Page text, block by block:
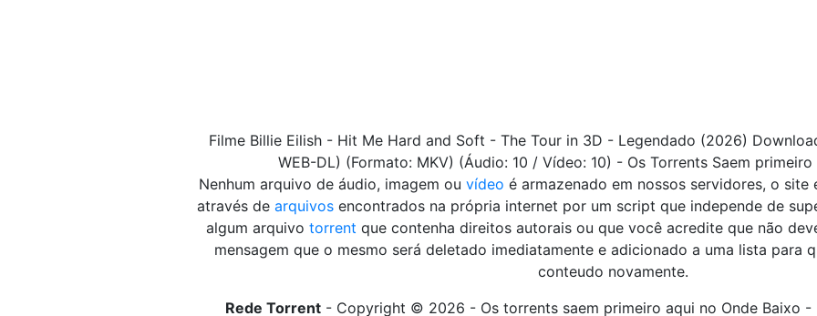
Filme Billie Eilish - Hit Me Hard and Soft - The Tour in 3D - Legendado (2026)
WEB-DL) (Formato: MKV) (Áudio: 10 / Vídeo: 10) - Os Torrents Saem
Nenhum arquivo de áudio, imagem ou vídeo é armazenado em nossos servidores, o
através de arquivos encontrados na própria internet por um script que independe de
algum arquivo torrent que contenha direitos autorais ou que você acredite que não
mensagem que o mesmo será deletado imediatamente e adicionado a uma lista para
conteudo novamente.
Rede Torrent- Copyright © 2026 - Os torrents saem primeiro aqui no Onde Baixo